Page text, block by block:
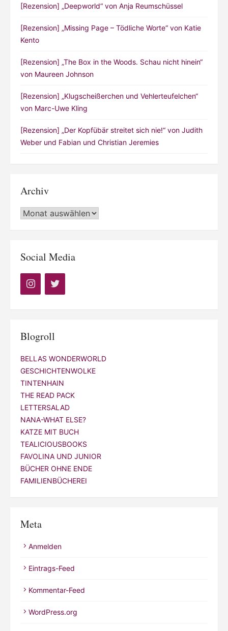
[Rezension] „Deepworld“ von Anja Reumschüssel
[Rezension] „Missing Page – Tödliche Worte“ von Katie
Kento
[Rezension] „The Box in the Woods. Schau nicht hinein“
von Maureen Johnson
[Rezension] „Klugscheißerchen und Vehlerteufelchen“
von Marc-Uwe Kling
[Rezension] „Der Kopfübär streitet sich nie!“ von Judith
Weber und Fabian und Christian Jeremies
Archiv
Archiv
Social Media
Blogroll
BELLAS WONDERWORLD
GESCHICHTENWOLKE
TINTENHAIN
THE READ PACK
LETTERSALAD
NANA-WHAT ELSE?
KATZE MIT BUCH
TEALICIOUSBOOKS
FAVOLINA UND JUNIOR
BÜCHER OHNE ENDE
FAMILIENBÜCHEREI
Meta
Anmelden
Eintrags-Feed
Kommentar-Feed
WordPress.org